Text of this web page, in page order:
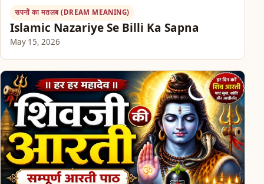
सपनों का मतलब (DREAM MEANING)
Islamic Nazariye Se Billi Ka Sapna
May 15, 2026